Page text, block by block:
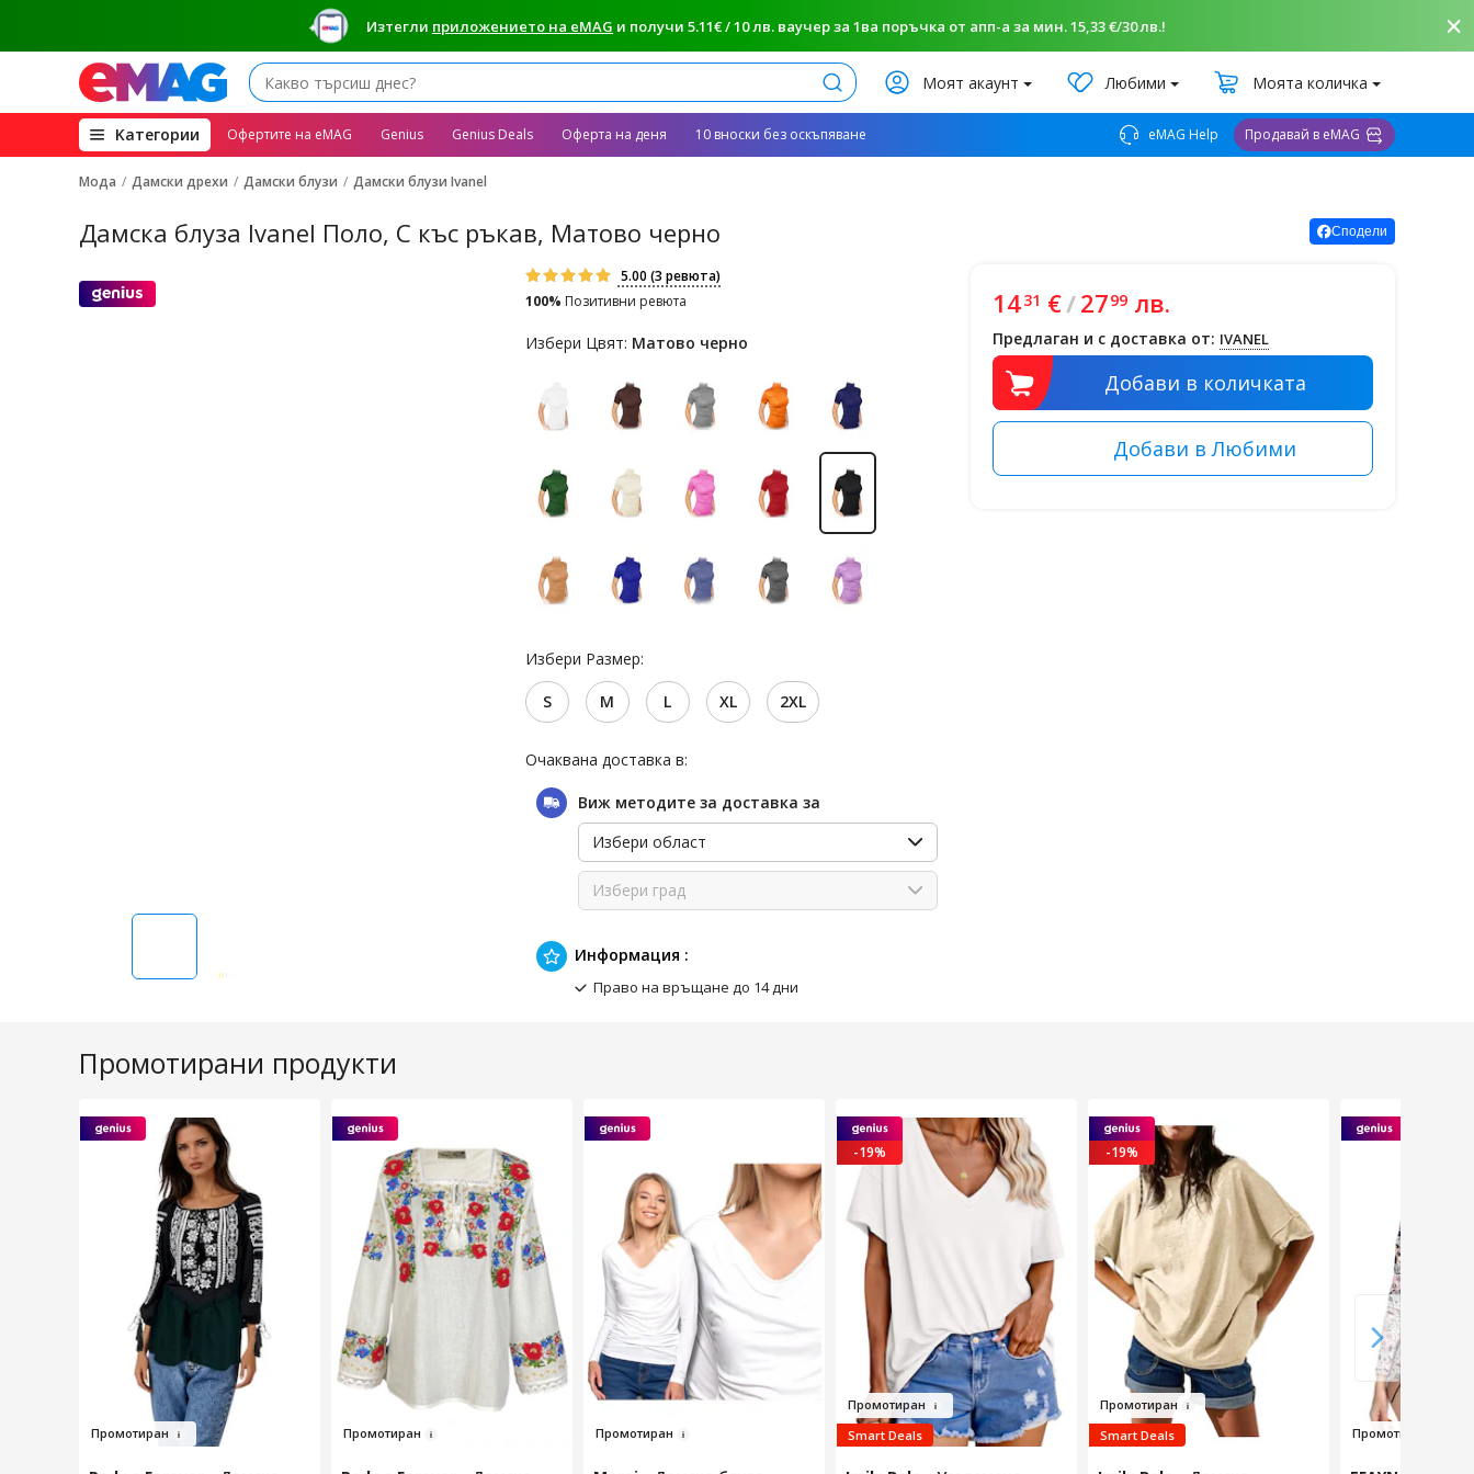
Изтегли приложението на eMAG и получи 5.11€ / 10 лв. ваучер за 1ва поръчка от апп-а за мин. 15,33 €/30 лв.!
Търси Моят акаунт Любими Моята количка
Kатегории (open
megamenu)
Офертите на eMAG Genius Genius Deals Оферта на деня 10 вноски без оскъпяване eMAG Help Продавай в eMAG
Мода Дамски дрехи Дамски блузи Дамски блузи Ivanel
Дамска блуза Ivanel Поло, С къс ръкав, Матово черно Сподели
5.00 (3 ревюта)
100% Позитивни ревюта
Избери Цвят: Матово черно
Избери Размер:
S M L XL 2XL
Очаквана доставка в:
Виж методите за доставка за
Избери област
Избери град
Информация :
Право на връщане до 14 дни
1431 €/2799 лв.
Предлаган и с доставка от: IVANEL
Добави в количката
Промотирани продукти
Промотиран Промотиран Промотиран
-19%
Промотиран
Smart Deals
-19%
Промотиран
Smart Deals
Промотиран